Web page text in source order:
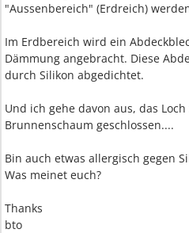
"Aussenbereich" (Erdreich)
Im Erdbereich wird ein
Dämmung angebracht. Diese
durch Silikon abgedichtet.
Und ich gehe davon aus, das
Brunnenschaum geschlossen....
Bin auch etwas allergisch gegen
Was meinet euch?
Thanks
bto